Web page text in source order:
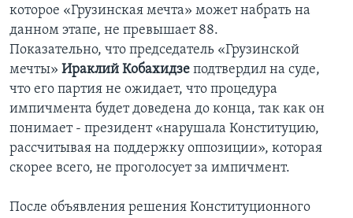
которое «Грузинская мечта» может набрать на
данном этапе, не превышает 88.
Показательно, что председатель «Грузинской
мечты» Ираклий Кобахидзе подтвердил на суде,
что его партия не ожидает, что процедура
импичмента будет доведена до конца, так как он
понимает - президент «нарушала Конституцию,
рассчитывая на поддержку оппозиции», которая
скорее всего, не проголосует за импичмент.
После объявления решения Конституционного